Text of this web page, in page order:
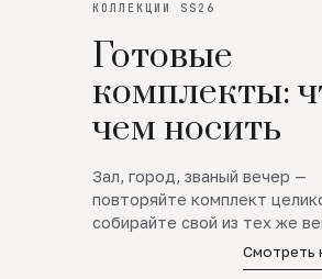
КОЛЛЕКЦИИ SS26
Готовые
комплекты:
чем носить
Зал, город, званый вечер —
повторяйте комплект
собирайте свой из тех же
Смотреть